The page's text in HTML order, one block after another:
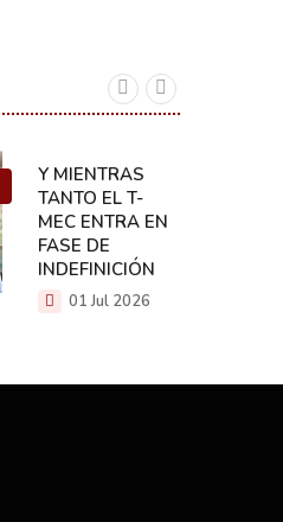
Y MIENTRAS
TANTO EL T-
MEC ENTRA EN
FASE DE
INDEFINICIÓN
01 Jul 2026